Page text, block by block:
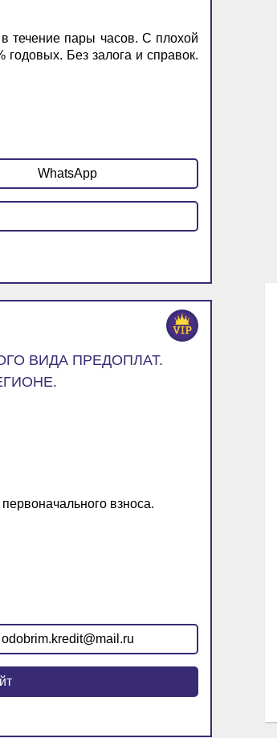
течение пары часов. С плохой
Без залога и справок.
WhatsApp
ВИДА ПРЕДОПЛАТ.
взноса.
odobrim.kredit@mail.ru